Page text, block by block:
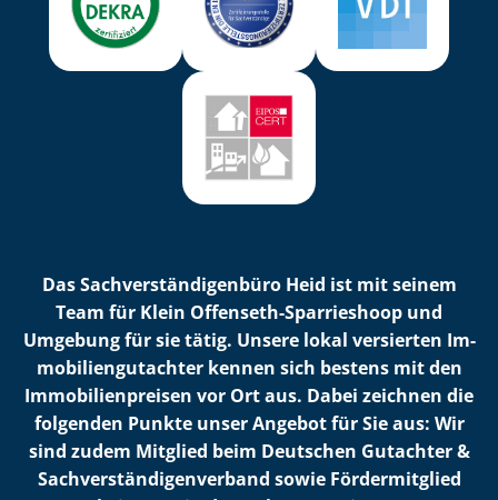
Das Sach­ver­stän­di­gen­bü­ro Heid ist mit seinem
Team für Klein Offenseth-Sparrieshoop und
Umgebung für sie tätig. Unsere lokal versierten Im­
mo­bi­li­en­gut­ach­ter kennen sich bestens mit den
Im­mo­bi­li­en­prei­sen vor Ort aus. Dabei zeichnen die
folgenden Punkte unser Angebot für Sie aus: Wir
sind zudem Mitglied beim Deutschen Gutachter &
Sach­ver­stän­di­gen­ver­band sowie Fördermitglied